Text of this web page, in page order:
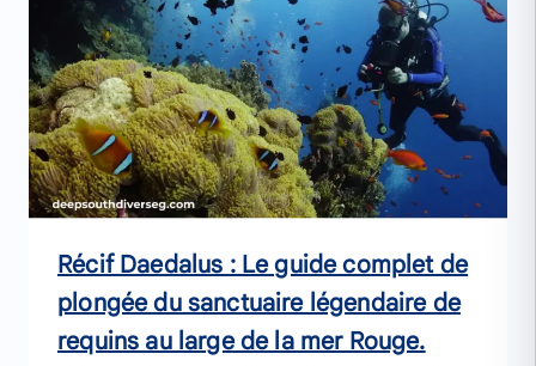
Récif Daedalus : Le guide complet de
plongée du sanctuaire légendaire de
requins au large de la mer Rouge.